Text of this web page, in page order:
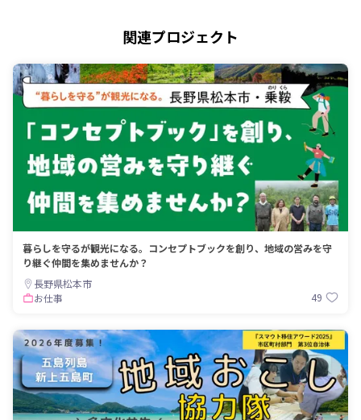
関連プロジェクト
暮らしを守るが観光になる。コンセプトブックを創り、地域の営みを守
り継ぐ仲間を集めませんか？
長野県松本市
お仕事
49